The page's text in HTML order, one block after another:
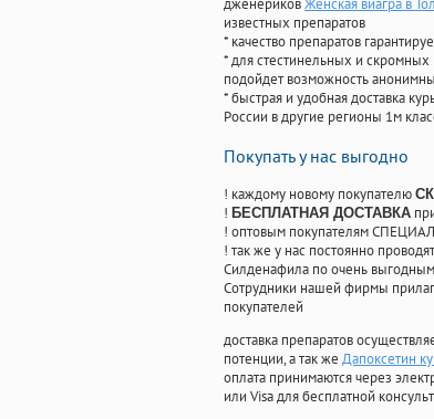
дженериковЖенская виагра в
известных препаратов
* качество препаратов
* для стестинельных и скромных
подойдет возможность
* быстрая и удобная доставка
России в другие регионы 1м
Покупать у нас выгодно
! каждому новому покупателю
! БЕСПЛАТНАЯ ДОСТАВКА
! оптовым покупателям
! так же у нас постоянно
Силденафила по очень
Cотрудники нашей фирмы
покупателей
доставка препаратов
потенции, а так же Дапоксетин
оплата принимаются через
или Visa для бесплатной